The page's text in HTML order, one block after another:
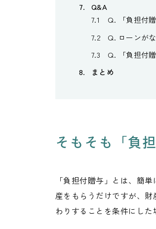
Q&A
Q. 「負担付
Q. ローンが
Q. 「負担付
まとめ
そもそも「負
「負担付贈与」とは、簡
産をもらうだけですが、
わりすることを条件にした